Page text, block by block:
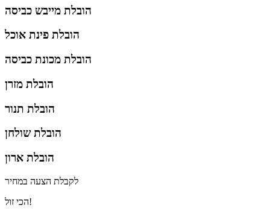
הובלת מייבש כביסה
הובלת פינת אוכל
הובלת מכונת כביסה
הובלת מזרן
הובלת תנור
הובלת שולחן
הובלת ארון
לקבלת הצעה במחיר
הכי זול!